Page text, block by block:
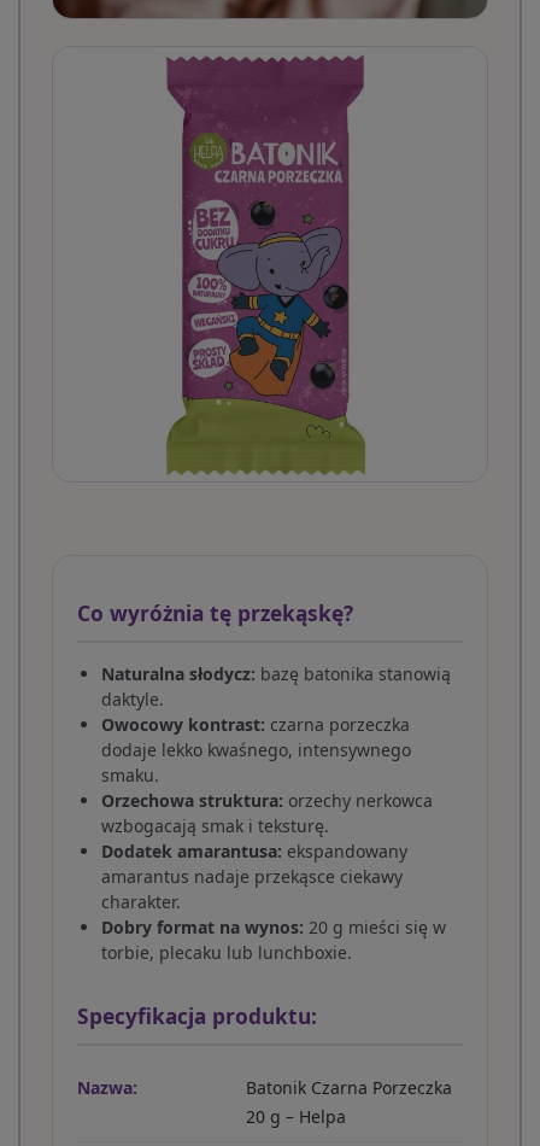
Co wyróżnia tę przekąskę?
Naturalna słodycz: bazę batonika stanowią
daktyle.
Owocowy kontrast: czarna porzeczka
dodaje lekko kwaśnego, intensywnego
smaku.
Orzechowa struktura: orzechy nerkowca
wzbogacają smak i teksturę.
Dodatek amarantusa: ekspandowany
amarantus nadaje przekąsce ciekawy
charakter.
Dobry format na wynos: 20 g mieści się w
torbie, plecaku lub lunchboxie.
Specyfikacja produktu:
Nazwa:
Batonik Czarna Porzeczka
20 g – Helpa